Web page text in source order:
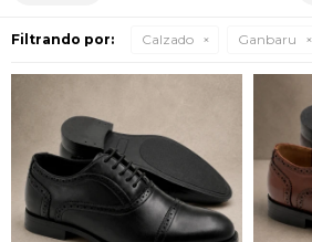
Filtrando por: Calzado Ganbaru